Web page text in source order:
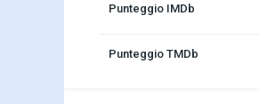
Punteggio IMDb
Punteggio TMDb